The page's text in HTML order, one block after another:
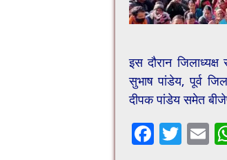
इस दौरान
सुभाष पांडेय, पूर्व
दीपक पांडेय समेत
F
T
E